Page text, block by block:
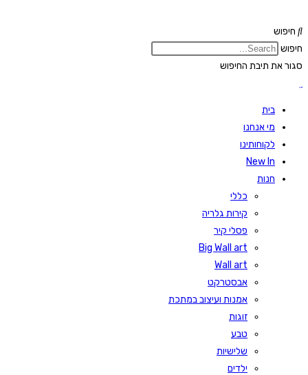
to
content
חיפוש
חיפוש
סגור את תיבת החיפוש
בית
מי אנחנו
לקוחותינו
New In
חנות
כללי
קירות גלריה
פסלי קיר
Big Wall art
Wall art
אבסטרקט
אמנות ועיצוב במתכת
זוגות
טבע
שלישיות
ילדים